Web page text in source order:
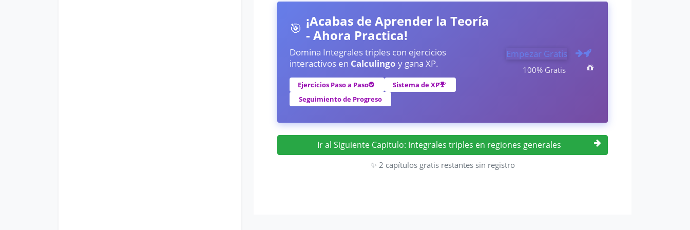
🎯 ¡Acabas de Aprender la Teoría
- Ahora Practica!
Domina Integrales triples con ejercicios
interactivos en Calculingo y gana XP.
Ejercicios Paso a Paso
Sistema de XP
Seguimiento de Progreso
Empezar Gratis
100% Gratis
Ir al Siguiente Capitulo: Integrales triples en regiones generales
✨ 2 capítulos gratis restantes sin registro